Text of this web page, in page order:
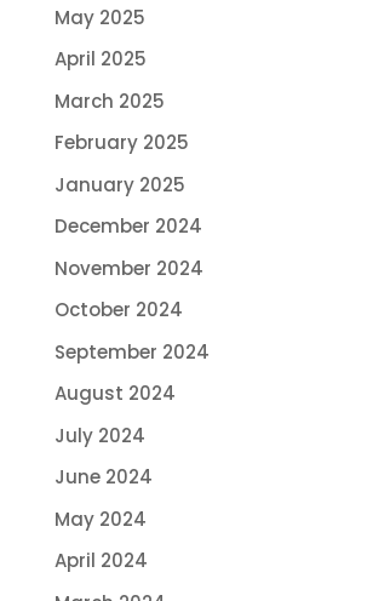
May 2025
April 2025
March 2025
February 2025
January 2025
December 2024
November 2024
October 2024
September 2024
August 2024
July 2024
June 2024
May 2024
April 2024